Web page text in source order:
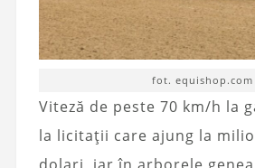
fot. equishop.com
Viteză de peste 70 km/h la
la licitații care ajung la